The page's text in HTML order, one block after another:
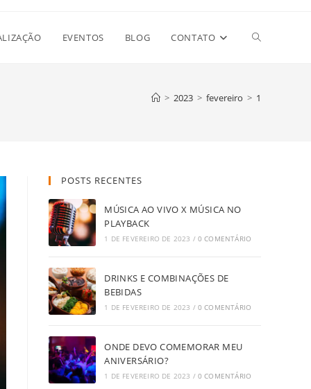
EVENTOS BLOG CONTATO Alternar
> 2023 > fevereiro > 1
POSTS RECENTES
MÚSICA AO VIVO X MÚSICA NO
PLAYBACK
1 DE FEVEREIRO DE 2023 / 0 COMENTÁRIO
DRINKS E COMBINAÇÕES DE
BEBIDAS
1 DE FEVEREIRO DE 2023 / 0 COMENTÁRIO
ONDE DEVO COMEMORAR MEU
ANIVERSÁRIO?
1 DE FEVEREIRO DE 2023 / 0 COMENTÁRIO